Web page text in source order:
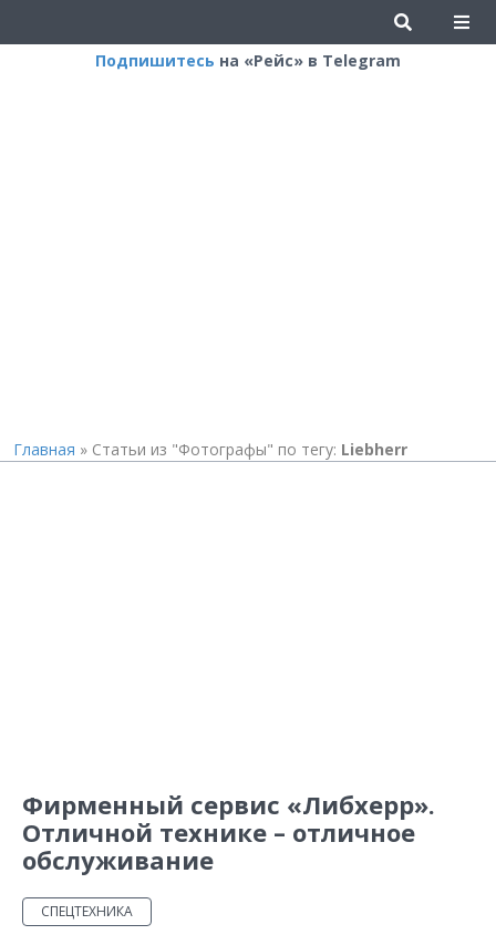
Подпишитесь на «Рейс» в Telegram
Главная » Статьи из "Фотографы" по тегу: Liebherr
Фирменный сервис «Либхерр».
Отличной технике – отличное
обслуживание
СПЕЦТЕХНИКА